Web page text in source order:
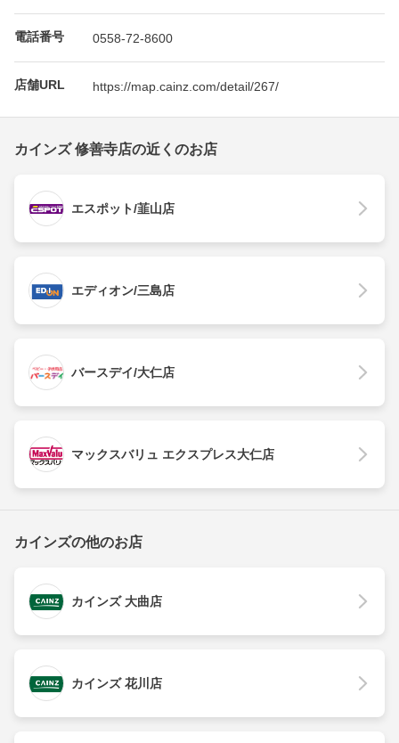
電話番号 0558-72-8600
店舗URL https://map.cainz.com/detail/267/
カインズ 修善寺店の近くのお店
エスポット/韮山店
エディオン/三島店
バースデイ/大仁店
マックスバリュ エクスプレス大仁店
カインズの他のお店
カインズ 大曲店
カインズ 花川店